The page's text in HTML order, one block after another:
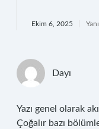
Ekim 6, 2025
Dayı
Yazı genel olarak
Çoğalır bazı